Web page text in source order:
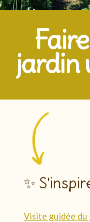
jardin
✨
Visite guidée